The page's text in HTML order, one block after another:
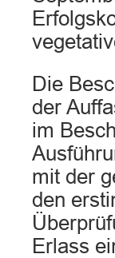
Die
der
im
mit der
den
Erlass